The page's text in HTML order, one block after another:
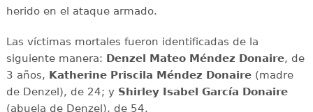
herido en el ataque armado.
Las víctimas mortales fueron identificadas de la
siguiente manera: Denzel Mateo Méndez Donaire, de
3 años, Katherine Priscila Méndez Donaire(madre
de Denzel), de 24; y Shirley Isabel García Donaire
(abuela de Denzel), de 54.